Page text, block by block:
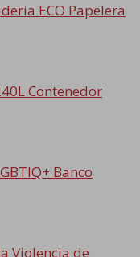
Papelera
Contenedor
Banco